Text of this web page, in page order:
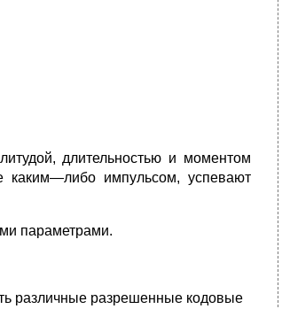
длительностью и моментом
каким—либо импульсом, успевают
параметрами.
различные разрешенные кодовые